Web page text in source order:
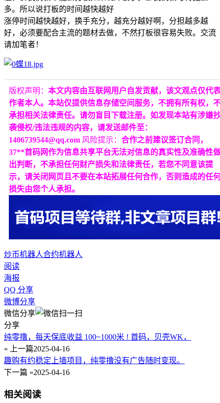
多。所以说打板的时间越快越好
涨停时间越快越好，换手充分，越充分越好啊，分担越多越
好，必须要配合主流的题材去做，不然打板很容易失败。交流
请加笔者！
版权声明： 本文内容由互联网用户自发贡献，该文观点仅代
作者本人。本站仅提供信息存储空间服务，不拥有所有权，
承担相关法律责任。请勿盲目下载注册。如发现本站有涉嫌
袭侵权/违法违规的内容，请发送邮件至：
1406739544@qq.com 风险提示： 合作之前建议签订合同，
37**首码网作为信息共享平台无法对信息的真实性及准确性
出判断，不承担任何财产损失和法律责任，若您不同意该提
示，请关闭网页且不要在本站拓展任何合作，否则造成的任
损失由您个人承担。
炒币机器人合约机器人
阅读
海报
QQ 分享
微博分享
微信分享
分享
纯零撸，每天保底收益 100~1000米 ! 首码，贝壳WK，
« 上一篇2025-04-16
趣购有约稳定上墙项目，纯零撸没有广告随时变现。
下一篇 »2025-04-16
相关阅读